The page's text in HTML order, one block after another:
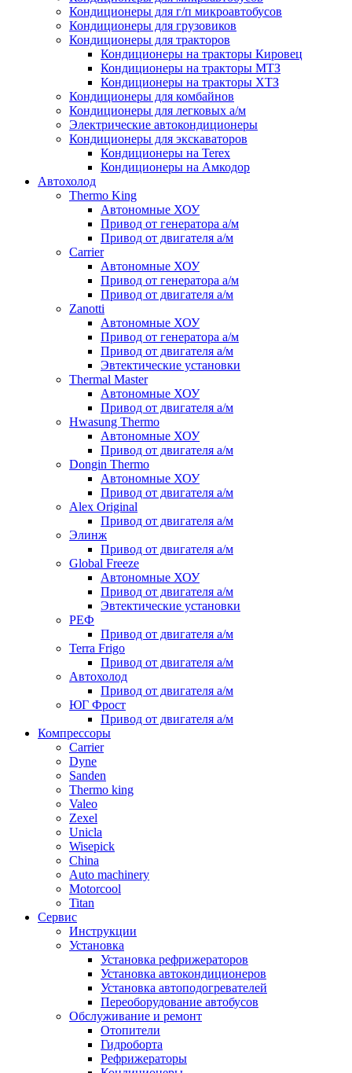
Кондиционеры для г/п микроавтобусов
Кондиционеры для грузовиков
Кондиционеры для тракторов
Кондиционеры на тракторы Кировец
Кондиционеры на тракторы МТЗ
Кондиционеры на тракторы ХТЗ
Кондиционеры для комбайнов
Кондиционеры для легковых а/м
Электрические автокондиционеры
Кондиционеры для экскаваторов
Кондиционеры на Terex
Кондиционеры на Амкодор
Автохолод
Thermo King
Автономные ХОУ
Привод от генератора а/м
Привод от двигателя а/м
Carrier
Автономные ХОУ
Привод от генератора а/м
Привод от двигателя а/м
Zanotti
Автономные ХОУ
Привод от генератора а/м
Привод от двигателя а/м
Эвтектические установки
Thermal Master
Автономные ХОУ
Привод от двигателя а/м
Hwasung Thermo
Автономные ХОУ
Привод от двигателя а/м
Dongin Thermo
Автономные ХОУ
Привод от двигателя а/м
Alex Original
Привод от двигателя а/м
Элинж
Привод от двигателя а/м
Global Freeze
Автономные ХОУ
Привод от двигателя а/м
Эвтектические установки
РЕФ
Привод от двигателя а/м
Terra Frigo
Привод от двигателя а/м
Автохолод
Привод от двигателя а/м
ЮГ Фрост
Привод от двигателя а/м
Компрессоры
Carrier
Dyne
Sanden
Thermo king
Valeo
Zexel
Unicla
Wisepick
China
Auto machinery
Motorcool
Titan
Сервис
Инструкции
Установка
Установка рефрижераторов
Установка автокондиционеров
Установка автоподогревателей
Переоборудование автобусов
Обслуживание и ремонт
Отопители
Гидроборта
Рефрижераторы